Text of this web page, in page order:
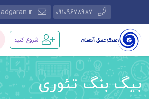
09109678987
شروع کنید
بیگ بنگ تئوری